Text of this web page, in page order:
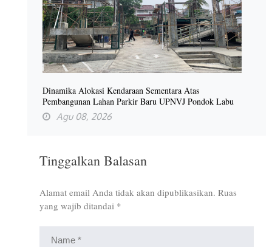
Dinamika Alokasi Kendaraan Sementara Atas
Pembangunan Lahan Parkir Baru UPNVJ Pondok Labu
Agu 08, 2026
Tinggalkan Balasan
Alamat email Anda tidak akan dipublikasikan. Ruas
yang wajib ditandai *